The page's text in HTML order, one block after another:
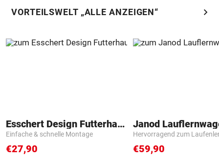
VORTEILSWELT „ALLE ANZEIGEN“ chevron_right
Esschert Design Futterhaus
Einfache & schnelle Montage
€27,90
Janod
Hervorragend zum
€59,90